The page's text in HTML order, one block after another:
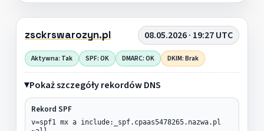
zsckrswarozyn.pl 08.05.2026 · 19:27 UTC
Aktywna: Tak SPF: OK DMARC: OK DKIM: Brak
Pokaż szczegóły rekordów DNS
Rekord SPF
v=spf1 mx a include:_spf.cpaas5478265.nazwa.pl